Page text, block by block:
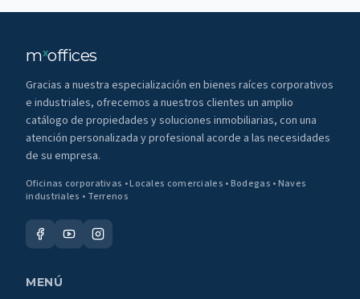
mxoffices
Gracias a nuestra especialización en bienes raíces corporativos
e industriales, ofrecemos a nuestros clientes un amplio
catálogo de propiedades y soluciones inmobiliarias, con una
atención personalizada y profesional acorde a las necesidades
de su empresa.
Oficinas corporativas • Locales comerciales • Bodegas • Naves
industriales • Terrenos
MENÚ